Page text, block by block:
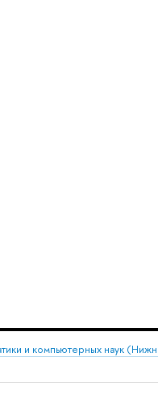
и компьютерных наук